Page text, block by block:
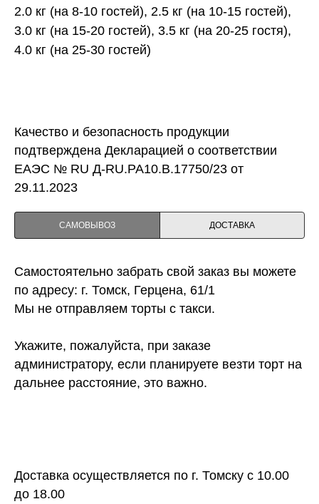
2.0 кг (на 8-10 гостей), 2.5 кг (на 10-15 гостей),
3.0 кг (на 15-20 гостей), 3.5 кг (на 20-25 гостя),
4.0 кг (на 25-30 гостей)
Качество и безопасность продукции
подтверждена Декларацией о соответствии
ЕАЭС № RU Д-RU.PA10.B.17750/23 от
29.11.2023
САМОВЫВОЗ ДОСТАВКА
Самостоятельно забрать свой заказ вы можете
по адресу: г. Томск, Герцена, 61/1
Мы не отправляем торты с такси.
Укажите, пожалуйста, при заказе
администратору, если планируете везти торт на
дальнее расстояние, это важно.
Доставка осуществляется по г. Томску с 10.00
до 18.00